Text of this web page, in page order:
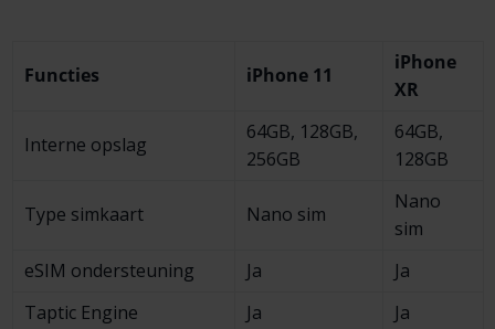
Functies iPhone 11
iPhone
XR
Interne opslag
64GB, 128GB,
256GB
64GB,
128GB
Type simkaart Nano sim
Nano
sim
eSIM onder­steuning
Ja
Ja
Taptic Engine
Ja
Ja